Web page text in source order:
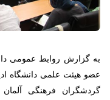
به گزارش روابط عمومی
عضو هیئت علمی دانشگاه
گردشگران فرهنگی